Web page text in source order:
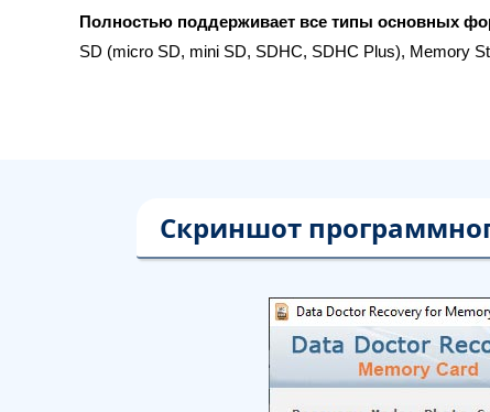
Полностью поддерживает все типы основных
SD (micro SD, mini SD, SDHC, SDHC Plus), Memory
Скриншот